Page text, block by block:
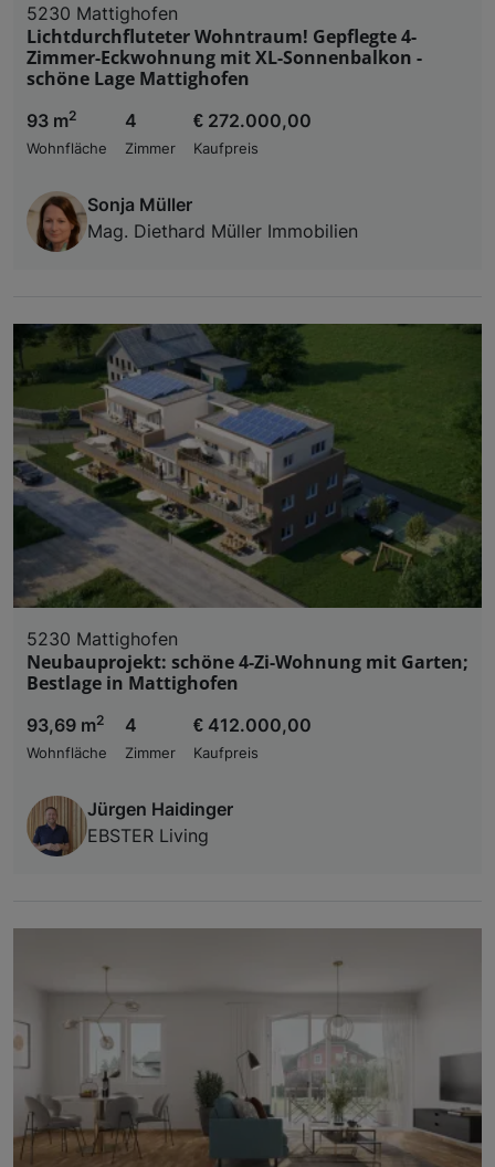
5230 Mattighofen
Lichtdurchfluteter Wohntraum! Gepflegte 4-
Zimmer-Eckwohnung mit XL-Sonnenbalkon -
schöne Lage Mattighofen
93 m2
Wohnfläche
4
Zimmer
€ 272.000,00
Kaufpreis
Sonja Müller
Mag. Diethard Müller Immobilien
5230 Mattighofen
Neubauprojekt: schöne 4-Zi-Wohnung mit Garten;
Bestlage in Mattighofen
93,69 m2
Wohnfläche
4
Zimmer
€ 412.000,00
Kaufpreis
Jürgen Haidinger
EBSTER Living